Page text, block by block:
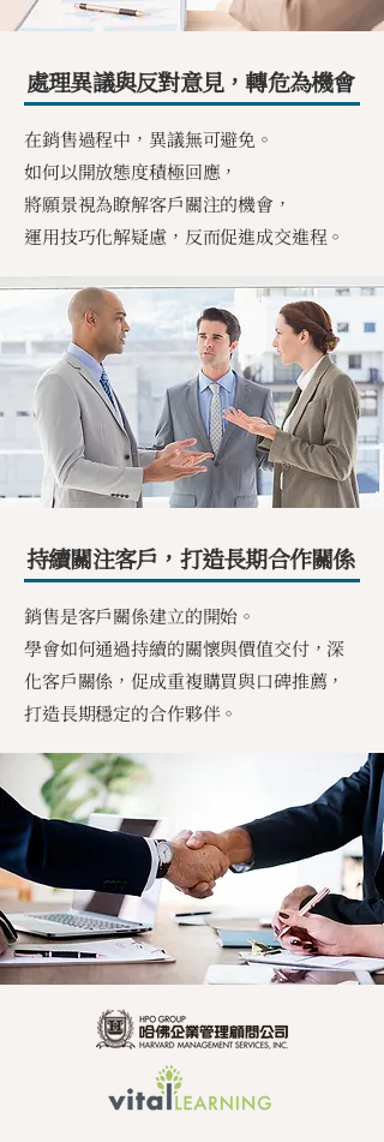
處理異議與反對意見，轉危為機會
在銷售過程中，異議無可避免。
如何以開放態度積極回應，
將願景視為瞭解客戶關注的機會，
運用技巧化解疑慮，反而促進成交進程。
持續關注客戶，打造長期合作關係
銷售是客戶關係建立的開始。
學會如何通過持續的關懷與價值交付，深
化客戶關係，促成重複購買與口碑推薦，
打造長期穩定的合作夥伴。